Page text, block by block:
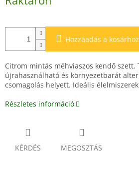
Hozzáadás a kosárhoz
Citrom mintás méhviaszos kendő szett.
újrahasználható és környezetbarát
csomagolás helyett. Ideális
Részletes információ
KÉRDÉS MEGOSZTÁS